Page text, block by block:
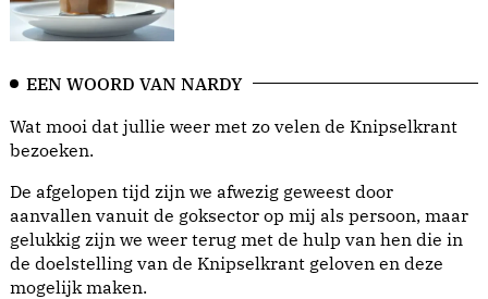
EEN WOORD VAN NARDY
Wat mooi dat jullie weer met zo velen de Knipselkrant
bezoeken.
De afgelopen tijd zijn we afwezig geweest door
aanvallen vanuit de goksector op mij als persoon, maar
gelukkig zijn we weer terug met de hulp van hen die in
de doelstelling van de Knipselkrant geloven en deze
mogelijk maken.